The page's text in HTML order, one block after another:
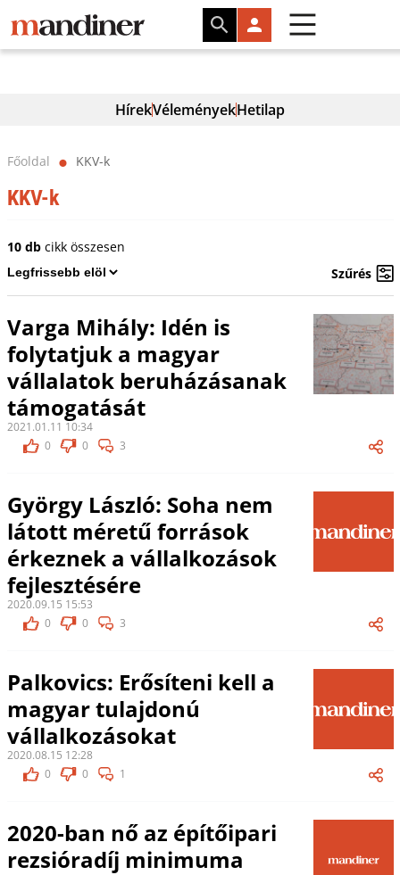
HírekVéleményekHetilap
Főoldal ⬤ KKV-k
KKV-k
10 dbcikk összesen
Szűrés
Varga Mihály: Idén is
folytatjuk a magyar
vállalatok beruházásanak
támogatását
2021.01.11 10:34
0
0 3
György László: Soha nem
látott méretű források
érkeznek a vállalkozások
fejlesztésére
2020.09.15 15:53
0
0 3
Palkovics: Erősíteni kell a
magyar tulajdonú
vállalkozásokat
2020.08.15 12:28
0
0 1
2020-ban nő az építőipari
rezsióradíj minimuma